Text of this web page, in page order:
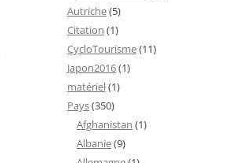
Autriche(5)
Citation (1)
CycloTourisme(11)
Japon2016(1)
matériel(1)
Pays(350)
Afghanistan (1)
Albanie(9)